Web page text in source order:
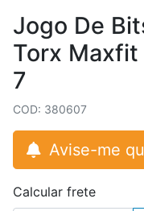
Jogo De
Torx Maxfit
7
COD: 380607
Avise-me
Calcular frete